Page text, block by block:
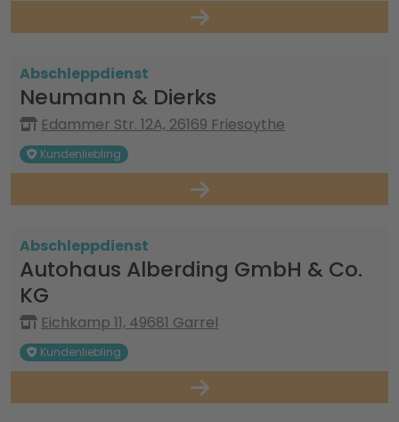
Abschleppdienst
Neumann & Dierks
Edammer Str. 12A, 26169 Friesoythe
Kundenliebling
Abschleppdienst
Autohaus Alberding GmbH & Co.
KG
Eichkamp 11, 49681 Garrel
Kundenliebling